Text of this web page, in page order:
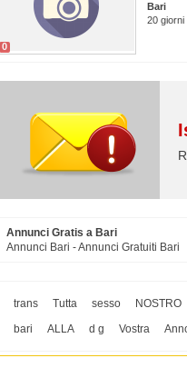
0
Bari
20
Annunci Gratis a Bari
Annunci Bari - Annunci Gratuiti Bari
trans Tutta sesso
NOSTRO
bari
ALLA d g Vostra